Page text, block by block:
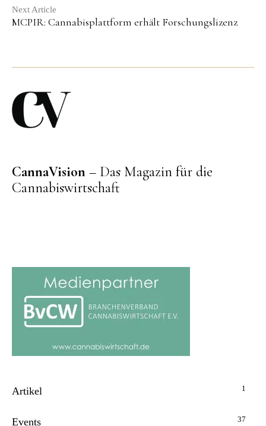
Next Article
MCPIR: Cannabisplattform erhält Forschungslizenz
CannaVision – Das Magazin für die
Cannabiswirtschaft
Artikel 1
Events 37